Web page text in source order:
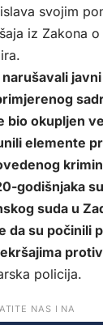
svojim
iz Zakona
bio okupljen
elemente
godišnjaka
suda u
da su počinili
policija.
NAS I NA